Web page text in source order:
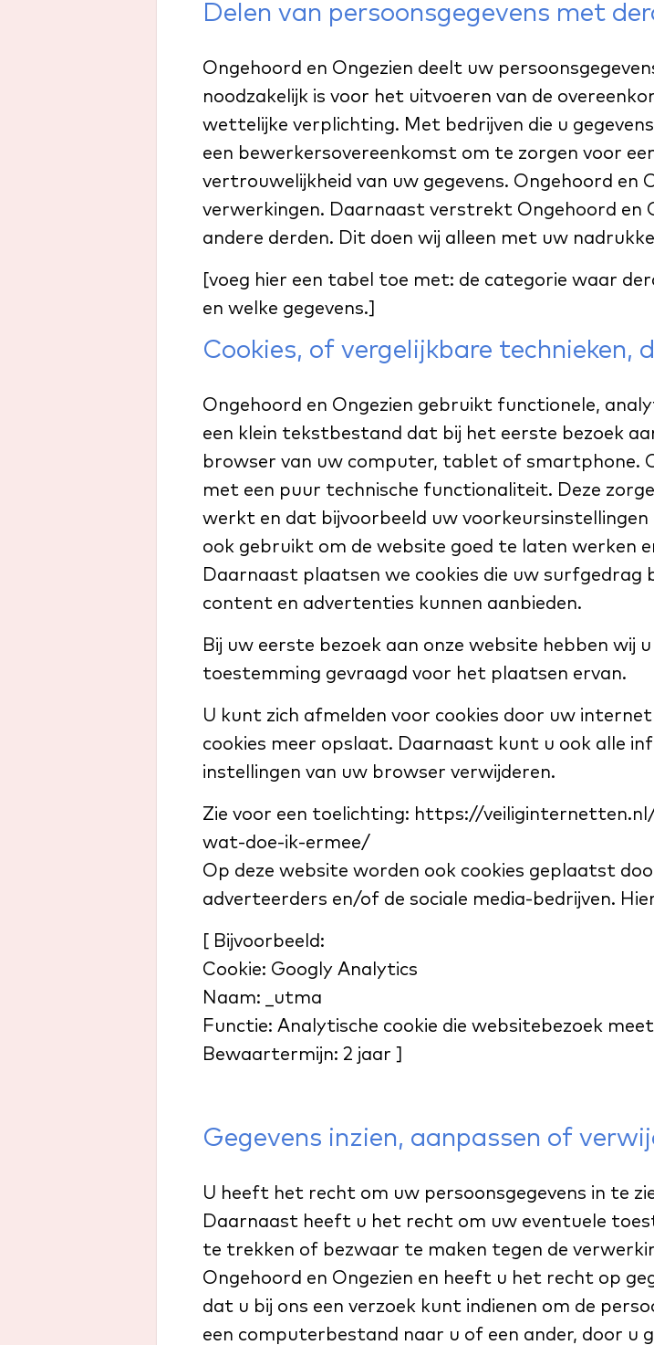
Delen van persoonsgegevens met
Ongehoord en Ongezien deelt uw
noodzakelijk is voor het uitvoeren van de
wettelijke verplichting. Met bedrijven die u
een bewerkersovereenkomst om te zorgen voor
vertrouwelijkheid van uw gegevens. Ongehoord en
verwerkingen. Daarnaast verstrekt Ongehoord en
andere derden. Dit doen wij alleen met uw
[voeg hier een tabel toe met: de categorie waar
en welke gegevens.]
Cookies, of vergelijkbare technieken,
Ongehoord en Ongezien gebruikt functionele,
een klein tekstbestand dat bij het eerste bezoek
browser van uw computer, tablet of smartphone.
met een puur technische functionaliteit. Deze
werkt en dat bijvoorbeeld uw
ook gebruikt om de website goed te laten werken
Daarnaast plaatsen we cookies die uw
content en advertenties kunnen aanbieden.
Bij uw eerste bezoek aan onze website hebben wij
toestemming gevraagd voor het plaatsen ervan.
U kunt zich afmelden voor cookies door uw
cookies meer opslaat. Daarnaast kunt u ook alle
instellingen van uw browser verwijderen.
Zie voor een toelichting: https://
wat-doe-ik-ermee/
Op deze website worden ook cookies geplaatst
adverteerders en/of de sociale media-bedrijven.
[ Bijvoorbeeld:
Cookie: Googly Analytics
Naam: _utma
Functie: Analytische cookie die websitebezoek meet
Bewaartermijn: 2 jaar ]
Gegevens inzien, aanpassen of
U heeft het recht om uw persoonsgegevens in te
Daarnaast heeft u het recht om uw eventuele
te trekken of bezwaar te maken tegen de
Ongehoord en Ongezien en heeft u het recht op
dat u bij ons een verzoek kunt indienen om de
een computerbestand naar u of een ander, door u